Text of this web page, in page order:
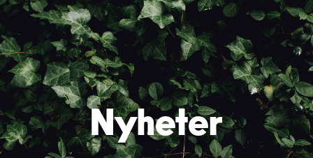
AB
|
Tornet
Nyheter